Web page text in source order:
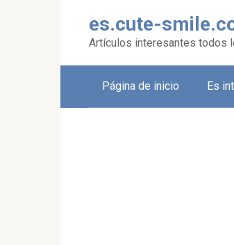
es.cute-
Artículos interesantes todos
Página de inicio Es